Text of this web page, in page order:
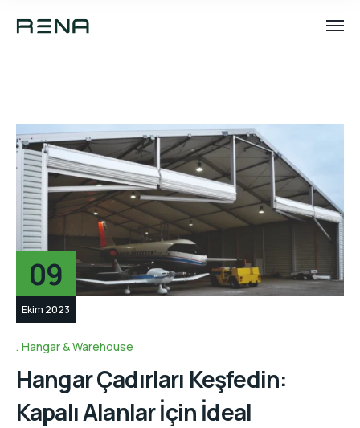
09
Ekim 2023
Hangar & Warehouse
Hangar Çadırları Keşfedin:
Kapalı Alanlar İçin İdeal